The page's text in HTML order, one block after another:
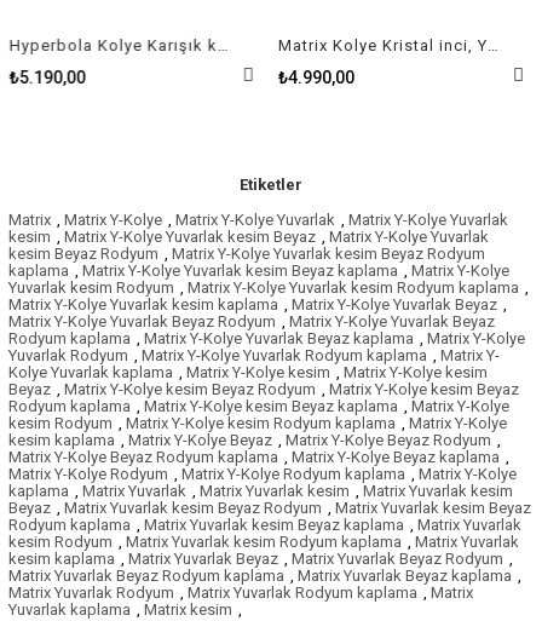
Hyperbola Kolye Karışık kesimler, Sarmal, Beyaz, Rodyum kaplama
₺5.190,00
Matrix Kolye Kristal inci, Yuvarlak kesim, Beyaz, Rodyum kaplama
₺4.990,00
Etiketler
Matrix , Matrix Y-Kolye , Matrix Y-Kolye Yuvarlak , Matrix Y-Kolye Yuvarlak
kesim , Matrix Y-Kolye Yuvarlak kesim Beyaz , Matrix Y-Kolye Yuvarlak
kesim Beyaz Rodyum , Matrix Y-Kolye Yuvarlak kesim Beyaz Rodyum
kaplama , Matrix Y-Kolye Yuvarlak kesim Beyaz kaplama , Matrix Y-Kolye
Yuvarlak kesim Rodyum , Matrix Y-Kolye Yuvarlak kesim Rodyum kaplama ,
Matrix Y-Kolye Yuvarlak kesim kaplama , Matrix Y-Kolye Yuvarlak Beyaz ,
Matrix Y-Kolye Yuvarlak Beyaz Rodyum , Matrix Y-Kolye Yuvarlak Beyaz
Rodyum kaplama , Matrix Y-Kolye Yuvarlak Beyaz kaplama , Matrix Y-Kolye
Yuvarlak Rodyum , Matrix Y-Kolye Yuvarlak Rodyum kaplama , Matrix Y-
Kolye Yuvarlak kaplama , Matrix Y-Kolye kesim , Matrix Y-Kolye kesim
Beyaz , Matrix Y-Kolye kesim Beyaz Rodyum , Matrix Y-Kolye kesim Beyaz
Rodyum kaplama , Matrix Y-Kolye kesim Beyaz kaplama , Matrix Y-Kolye
kesim Rodyum , Matrix Y-Kolye kesim Rodyum kaplama , Matrix Y-Kolye
kesim kaplama , Matrix Y-Kolye Beyaz , Matrix Y-Kolye Beyaz Rodyum ,
Matrix Y-Kolye Beyaz Rodyum kaplama , Matrix Y-Kolye Beyaz kaplama ,
Matrix Y-Kolye Rodyum , Matrix Y-Kolye Rodyum kaplama , Matrix Y-Kolye
kaplama , Matrix Yuvarlak , Matrix Yuvarlak kesim , Matrix Yuvarlak kesim
Beyaz , Matrix Yuvarlak kesim Beyaz Rodyum , Matrix Yuvarlak kesim Beyaz
Rodyum kaplama , Matrix Yuvarlak kesim Beyaz kaplama , Matrix Yuvarlak
kesim Rodyum , Matrix Yuvarlak kesim Rodyum kaplama , Matrix Yuvarlak
kesim kaplama , Matrix Yuvarlak Beyaz , Matrix Yuvarlak Beyaz Rodyum ,
Matrix Yuvarlak Beyaz Rodyum kaplama , Matrix Yuvarlak Beyaz kaplama ,
Matrix Yuvarlak Rodyum , Matrix Yuvarlak Rodyum kaplama , Matrix
Yuvarlak kaplama , Matrix kesim ,